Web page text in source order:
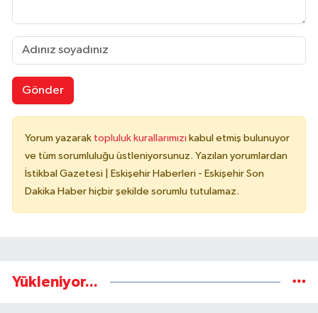
Gönder
Yorum yazarak topluluk kurallarımızı kabul etmiş bulunuyor
ve tüm sorumluluğu üstleniyorsunuz. Yazılan yorumlardan
İstikbal Gazetesi | Eskişehir Haberleri - Eskişehir Son
Dakika Haber hiçbir şekilde sorumlu tutulamaz.
Yükleniyor...